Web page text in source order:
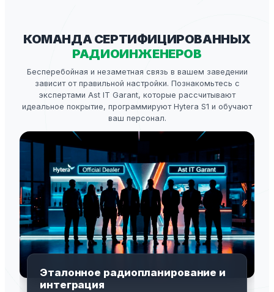
КОМАНДА СЕРТИФИЦИРОВАННЫХ
РАДИОИНЖЕНЕРОВ
Бесперебойная и незаметная связь в вашем заведении
зависит от правильной настройки. Познакомьтесь с
экспертами Ast IT Garant, которые рассчитывают
идеальное покрытие, программируют Hytera S1 и обучают
ваш персонал.
Эталонное радиопланирование и
интеграция